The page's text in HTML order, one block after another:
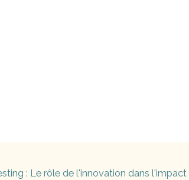
: Le rôle de l'innovation dans l'impact